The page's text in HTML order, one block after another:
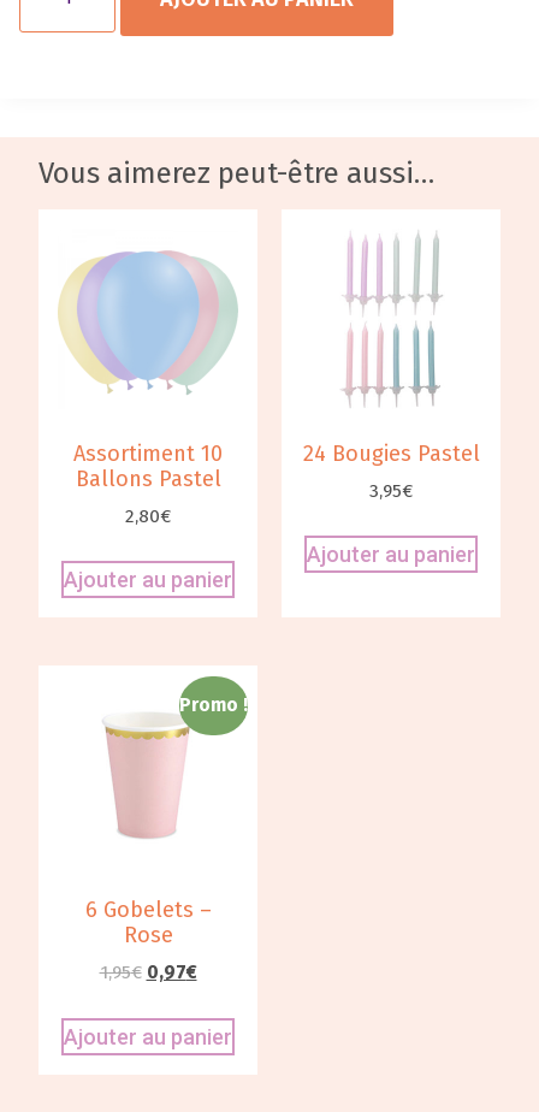
Vous aimerez peut-être aussi…
Assortiment 10
Ballons Pastel
2,80€
Ajouter au panier
24 Bougies Pastel
3,95€
Ajouter au panier
Promo !
6 Gobelets –
Rose
1,95€ 0,97€
Ajouter au panier